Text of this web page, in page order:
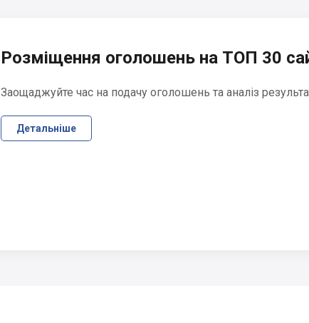
Розміщення оголошень на ТОП 30
Заощаджуйте час на подачу оголошень та аналіз
Детальніше